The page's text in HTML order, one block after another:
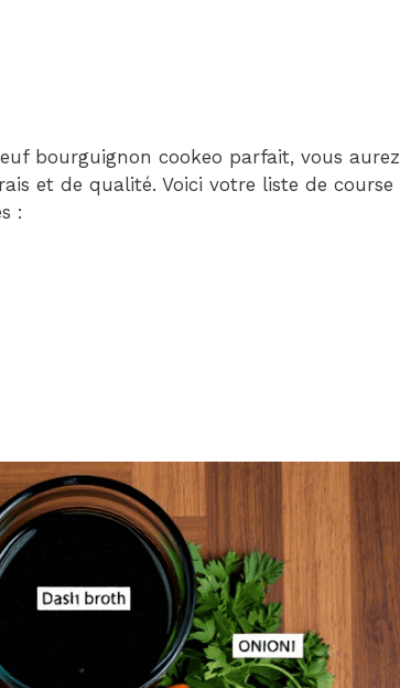
bourguignon cookeo parfait, vous aurez
et de qualité. Voici votre liste de course
: